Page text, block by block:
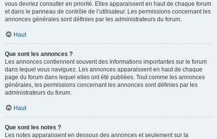
vous devriez consulter en priorité. Elles apparaissent en haut de chaque forum
et dans le panneau de contrôle de l’utilisateur. Les permissions concernant les
annonces générales sont définies par les administrateurs du forum.
Haut
Que sont les annonces ?
Les annonces contiennent souvent des informations importantes sur le forum
dans lequel vous naviguez. Les annonces apparaissent en haut de chaque
page du forum dans lequel elles ont été publiées. Tout comme les annonces
générales, les permissions concernant les annonces sont définies par les
administrateurs du forum.
Haut
Que sont les notes ?
Les notes apparaissent en dessous des annonces et seulement sur la